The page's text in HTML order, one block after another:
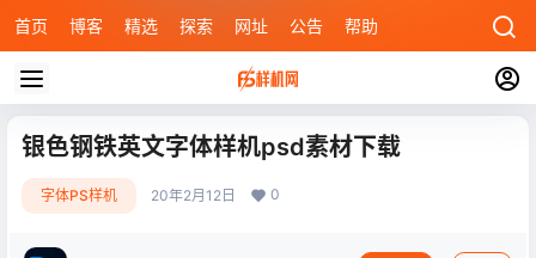
首页 博客 精选 探索 网址 公告 帮助
银色钢铁英文字体样机psd素材下载
字体PS样机 20年2月12日 0